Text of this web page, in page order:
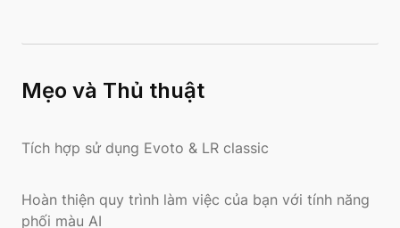
Mẹo và Thủ thuật
Tích hợp sử dụng Evoto & LR classic
Hoàn thiện quy trình làm việc của bạn với tính năng
phối màu AI